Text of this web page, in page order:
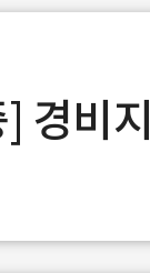
경비